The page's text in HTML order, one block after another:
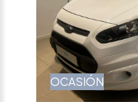
OCASIÓN